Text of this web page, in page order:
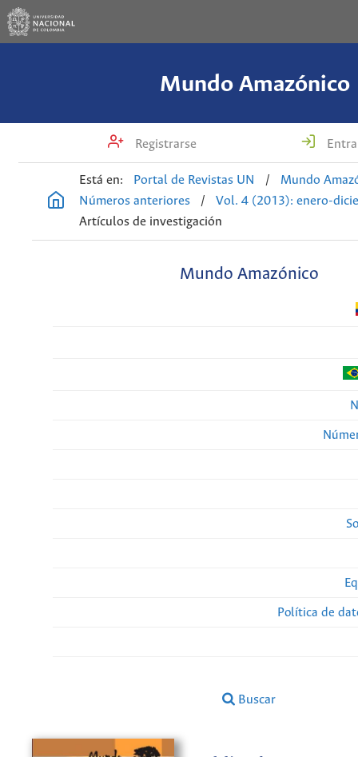
Mundo Amazónico
Registrarse
Está en: Portal de Revistas UN /
Mundo
Números anteriores
/
Vol. 4 (2013): enero-
Artículos de investigación
Mundo Amazónico
Política de
Buscar